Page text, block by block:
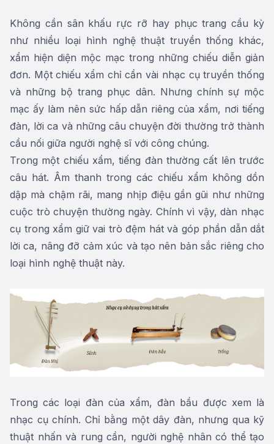
Không cần sân khấu rực rỡ hay phục trang cầu kỳ
như nhiều loại hình nghệ thuật truyền thống khác,
xẩm hiện diện mộc mạc trong những chiếu diễn giản
đơn. Một chiếu xẩm chỉ cần vài nhạc cụ truyền thống
và những bộ trang phục dân. Nhưng chính sự mộc
mạc ấy làm nên sức hấp dẫn riêng của xẩm, nơi tiếng
đàn, lời ca và những câu chuyện đời thường trở thành
cầu nối giữa người nghệ sĩ với công chúng.
Trong một chiếu xẩm, tiếng đàn thường cất lên trước
câu hát. Âm thanh trong các chiếu xẩm không dồn
dập mà chậm rãi, mang nhịp điệu gần gũi như những
cuộc trò chuyện thường ngày. Chính vì vậy, dàn nhạc
cụ trong xẩm giữ vai trò đệm hát và góp phần dẫn dắt
lời ca, nâng đỡ cảm xúc và tạo nên bản sắc riêng cho
loại hình nghệ thuật này.
Trong các loại đàn của xẩm, đàn bầu được xem là
nhạc cụ chính. Chỉ bằng một dây đàn, nhưng qua kỹ
thuật nhấn và rung cần, người nghệ nhân có thể tạo